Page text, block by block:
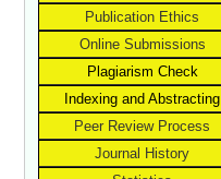
Publication Ethics
Online Submissions
Plagiarism Check
Indexing and Abstracting
Peer Review Process
Journal History